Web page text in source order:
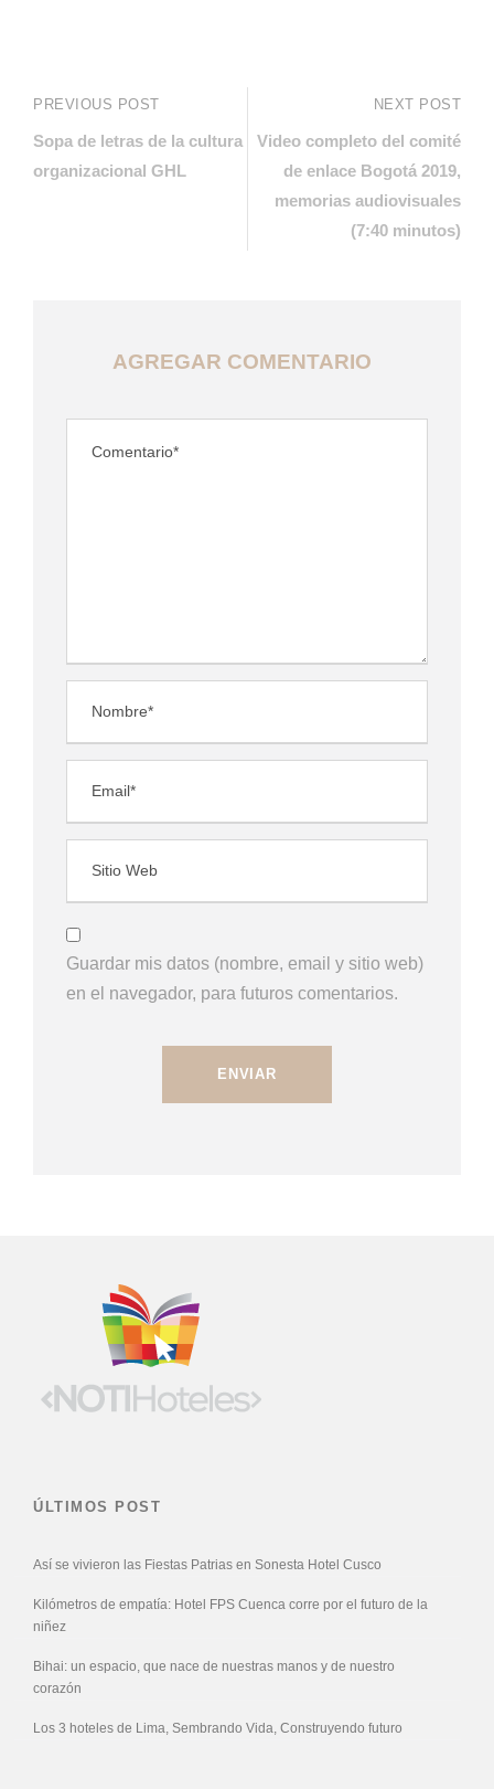
PREVIOUS POST
Sopa de letras de la cultura
organizacional GHL
NEXT POST
Video completo del comité
de enlace Bogotá 2019,
memorias audiovisuales
(7:40 minutos)
AGREGAR COMENTARIO
Guardar mis datos (nombre, email y sitio web)
en el navegador, para futuros comentarios.
ÚLTIMOS POST
Así se vivieron las Fiestas Patrias en Sonesta Hotel Cusco
Kilómetros de empatía: Hotel FPS Cuenca corre por el futuro de la
niñez
Bihai: un espacio, que nace de nuestras manos y de nuestro
corazón
Los 3 hoteles de Lima, Sembrando Vida, Construyendo futuro